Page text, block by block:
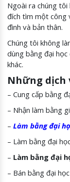
Ngoài ra chúng tôi
đích tìm một công
đình và bản thân.
Chúng tôi không
dùng bằng đại
khác.
Những dịch
– Cung cấp bằng
– Nhận làm bằng
– Làm bằng đại
– Làm bằng đại
– Làm bằng đại
– Bán bằng đại